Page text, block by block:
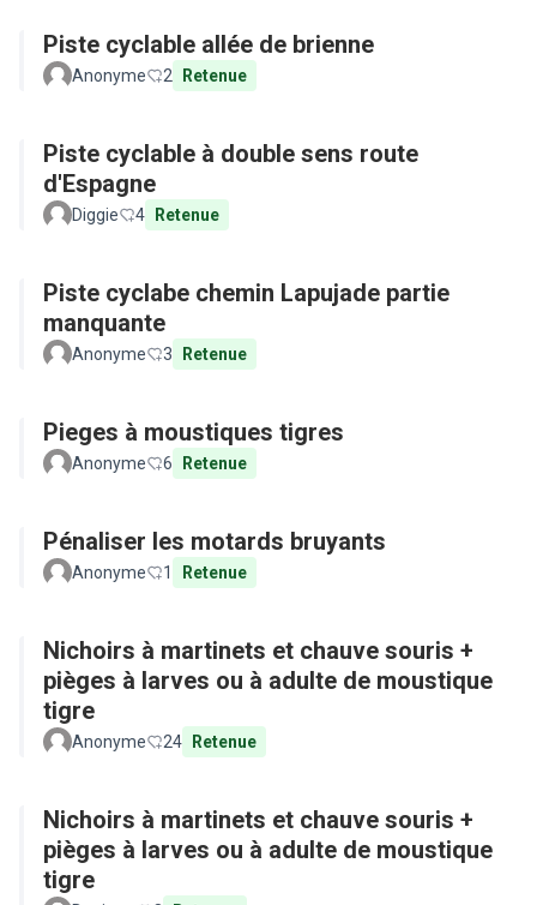
Piste cyclable allée de brienne
Anonyme 2 Retenue
Piste cyclable à double sens route
d'Espagne
Diggie 4 Retenue
Piste cyclabe chemin Lapujade partie
manquante
Anonyme 3 Retenue
Pieges à moustiques tigres
Anonyme 6 Retenue
Pénaliser les motards bruyants
Anonyme 1 Retenue
Nichoirs à martinets et chauve souris +
pièges à larves ou à adulte de moustique
tigre
Anonyme 24 Retenue
Nichoirs à martinets et chauve souris +
pièges à larves ou à adulte de moustique
tigre